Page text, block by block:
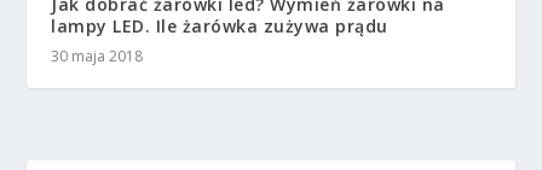
lampy LED. Ile żarówka zużywa prądu
30 maja 2018